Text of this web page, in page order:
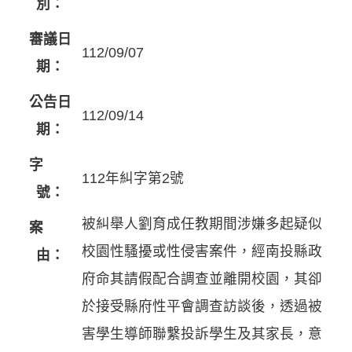
別：
審議日
期：
112/09/07
公告日
期：
112/09/14
字
號：
112年糾字第2號
案
由：
被糾舉人劉育成任教期間涉嫌多起疑似
校園性騷擾或性侵害案件，經南投縣政
府命其請假配合調查並離開校園，其卻
於接受縣府性平會調查訪談後，透過被
害學生導師聯繫投訴學生及其家長，意